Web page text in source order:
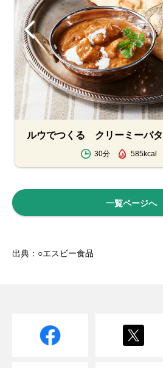
ルウでつくる クリーミーバ
30分 585kcal
一覧ページへ
出典：○エスビー食品